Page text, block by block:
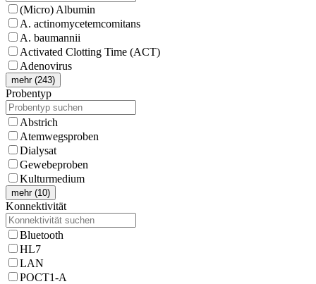
(Micro) Albumin
A. actinomycetemcomitans
A. baumannii
Activated Clotting Time (ACT)
Adenovirus
mehr (243)
Probentyp
Abstrich
Atemwegsproben
Dialysat
Gewebeproben
Kulturmedium
mehr (10)
Konnektivität
Bluetooth
HL7
LAN
POCT1-A